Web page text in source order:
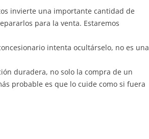
invierte una importante cantidad de
para la venta. Estaremos
intenta ocultárselo, no es una
duradera, no solo la compra de un
probable es que lo cuide como si fuera